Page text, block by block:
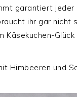
garantiert jeder
ihr gar nicht
Käsekuchen-Glück